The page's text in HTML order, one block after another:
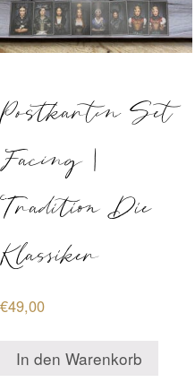
Postkarten Set
Facing |
Tradition Die
Klassiker
€49,00
In den Warenkorb